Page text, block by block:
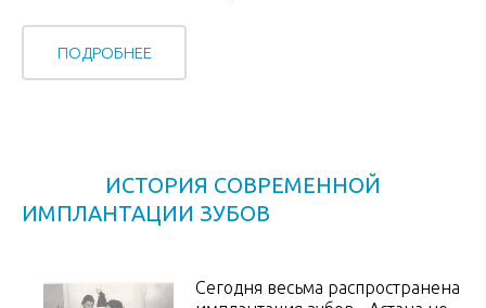
ПОДРОБНЕЕ
ИСТОРИЯ СОВРЕМЕННОЙ
ИМПЛАНТАЦИИ ЗУБОВ
Сегодня весьма распространена